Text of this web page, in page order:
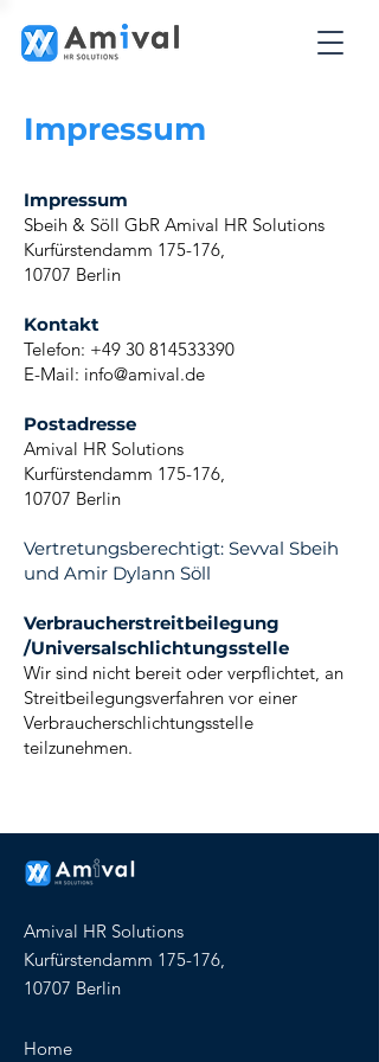
Impressum
Impressum
Sbeih & Söll GbR Amival HR Solutions
Kurfürstendamm 175-176,
10707 Berlin
Kontakt
Telefon: +49 30 814533390
E-Mail: info@amival.de
Postadresse
Amival HR Solutions
Kurfürstendamm 175-176,
10707 Berlin
Vertretungsberechtigt: Sevval Sbeih
und Amir Dylann Söll
Verbraucherstreitbeilegung
/Universalschlichtungsstelle
Wir sind nicht bereit oder verpflichtet, an
Streitbeilegungsverfahren vor einer
Verbraucherschlichtungsstelle
teilzunehmen.
Amival HR Solutions
Kurfürstendamm 175-176,
10707 Berlin
Home